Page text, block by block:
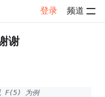
登录 频道
谢
F(5) 为例